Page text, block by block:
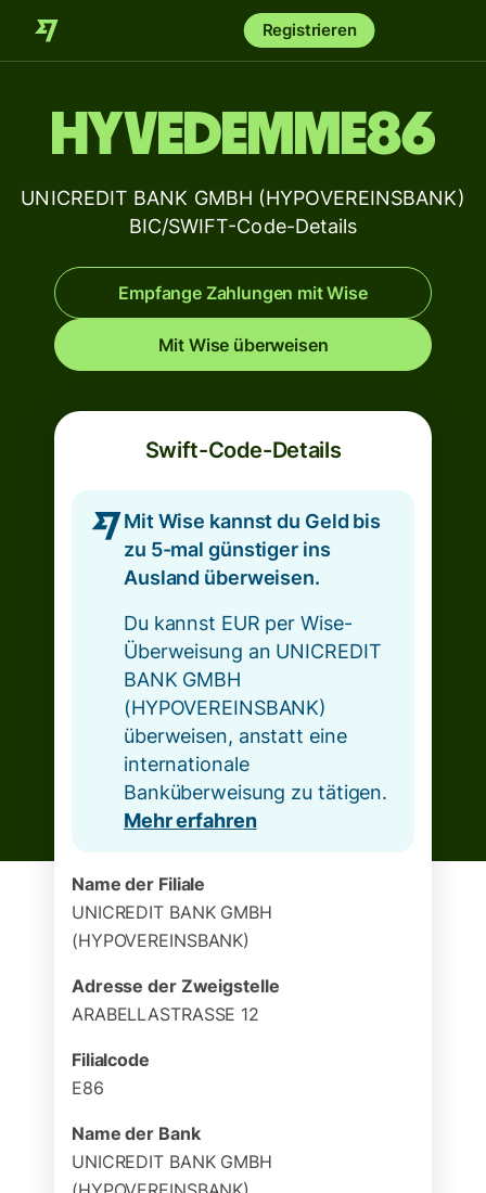
Registrieren
HYVEDEMME86
UNICREDIT BANK GMBH (HYPOVEREINSBANK)
BIC/SWIFT-Code-Details
Empfange Zahlungen mit Wise
Mit Wise überweisen
Swift-Code-Details
Mit Wise kannst du Geld bis
zu 5-mal günstiger ins
Ausland überweisen.
Du kannst EUR per Wise-
Überweisung an UNICREDIT
BANK GMBH
(HYPOVEREINSBANK)
überweisen, anstatt eine
internationale
Banküberweisung zu tätigen.
Mehr erfahren
Name der Filiale
UNICREDIT BANK GMBH
(HYPOVEREINSBANK)
Adresse der Zweigstelle
ARABELLASTRASSE 12
Filialcode
E86
Name der Bank
UNICREDIT BANK GMBH